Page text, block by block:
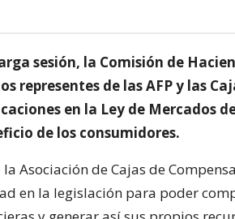
sesión, la Comisión de
representes de las AFP y las
en la Ley de Mercados
de los consumidores.
Asociación de Cajas de
en la legislación para poder